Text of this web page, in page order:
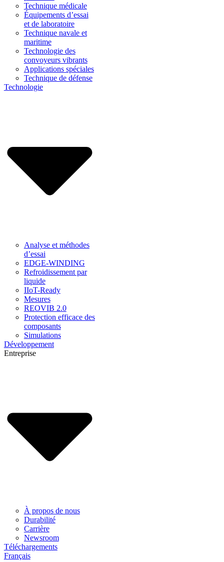
Technique médicale
Équipements d’essai
et de laboratoire
Technique navale et
maritime
Technologie des
convoyeurs vibrants
Applications spéciales
Technique de défense
Technologie
Analyse et méthodes
d’essai
EDGE-WINDING
Refroidissement par
liquide
IIoT-Ready
Mesures
REOVIB 2.0
Protection efficace des
composants
Simulations
Développement
Entreprise
À propos de nous
Durabilité
Carrière
Newsroom
Téléchargements
Français